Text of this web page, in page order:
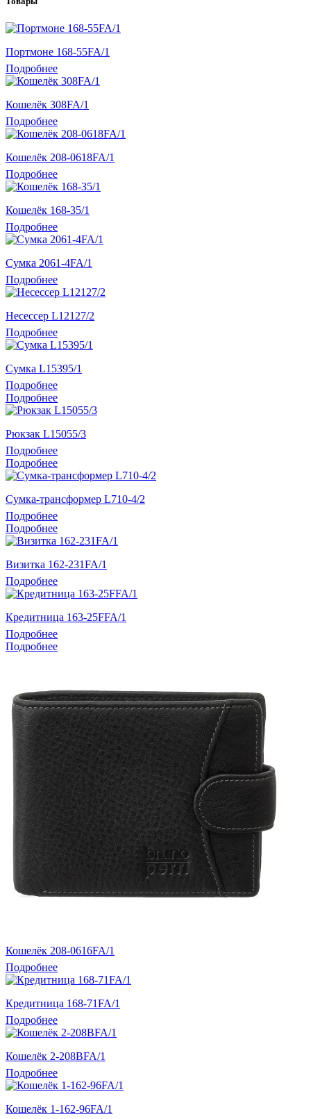
Портмоне 168-55FA/1
Подробнее
Кошелёк 308FA/1
Подробнее
Кошелёк 208-0618FA/1
Подробнее
Кошелёк 168-35/1
Подробнее
Сумка 2061-4FA/1
Подробнее
Несессер L12127/2
Подробнее
Сумка L15395/1
Подробнее
Подробнее
Рюкзак L15055/3
Подробнее
Подробнее
Сумка-трансформер L710-4/2
Подробнее
Подробнее
Визитка 162-231FA/1
Подробнее
Кредитница 163-25FFA/1
Подробнее
Подробнее
Кошелёк 208-0616FA/1
Подробнее
Кредитница 168-71FA/1
Подробнее
Кошелёк 2-208BFA/1
Подробнее
Кошелёк 1-162-96FA/1